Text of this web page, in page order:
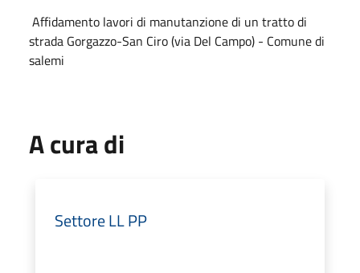
Affidamento lavori di manutanzione di un tratto di
strada Gorgazzo-San Ciro (via Del Campo) - Comune di
salemi
A cura di
Settore LL PP